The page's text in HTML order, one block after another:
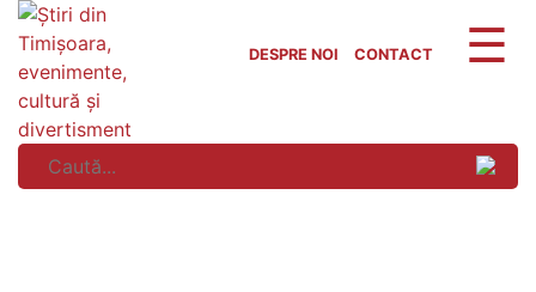
Skip
content
DESPRE NOI CONTACT